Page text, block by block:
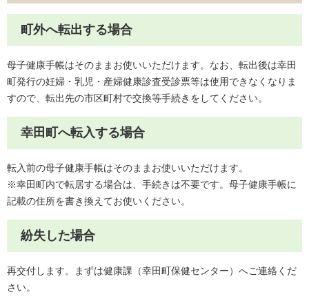
町外へ転出する場合
母子健康手帳はそのままお使いいただけます。なお、転出後は幸田
町発行の妊婦・乳児・産婦健康診査受診票等は使用できなくなりま
すので、転出先の市区町村で交換等手続きをしてください。
幸田町へ転入する場合
転入前の母子健康手帳はそのままお使いいただけます。
※幸田町内で転居する場合は、手続きは不要です。母子健康手帳に
記載の住所を書き換えてお使いください。
紛失した場合
再交付します。まずは健康課（幸田町保健センター）へご連絡くだ
さい。